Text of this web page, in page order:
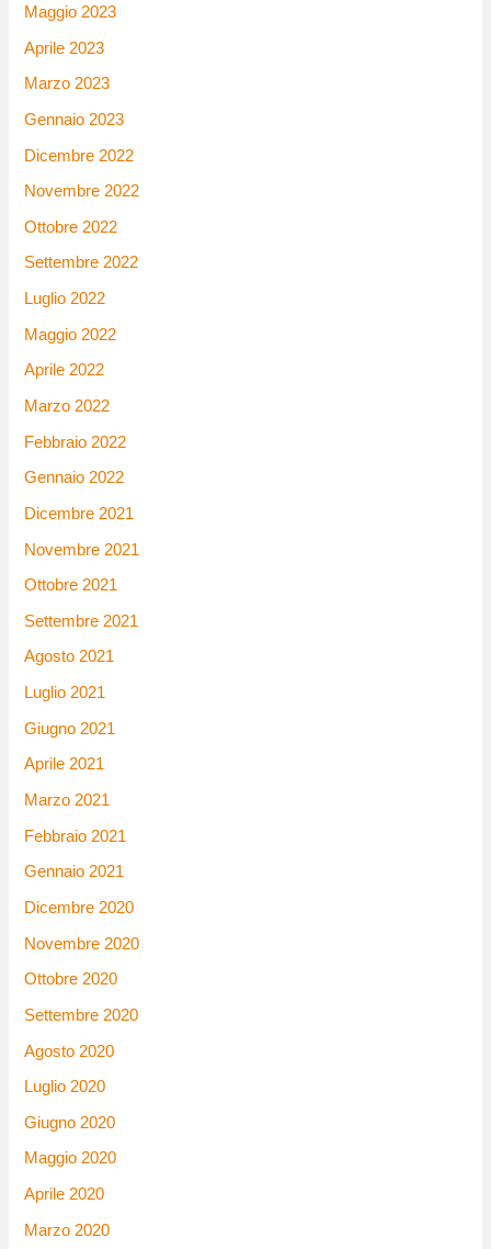
Maggio 2023
Aprile 2023
Marzo 2023
Gennaio 2023
Dicembre 2022
Novembre 2022
Ottobre 2022
Settembre 2022
Luglio 2022
Maggio 2022
Aprile 2022
Marzo 2022
Febbraio 2022
Gennaio 2022
Dicembre 2021
Novembre 2021
Ottobre 2021
Settembre 2021
Agosto 2021
Luglio 2021
Giugno 2021
Aprile 2021
Marzo 2021
Febbraio 2021
Gennaio 2021
Dicembre 2020
Novembre 2020
Ottobre 2020
Settembre 2020
Agosto 2020
Luglio 2020
Giugno 2020
Maggio 2020
Aprile 2020
Marzo 2020